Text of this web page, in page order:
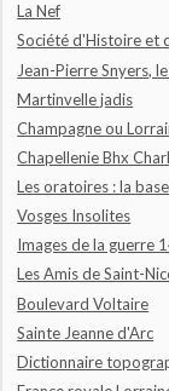
La Nef
Société d'Histoire et
Jean-Pierre Snyers,
Martinvelle jadis
Champagne ou
Chapellenie Bhx
Les oratoires : la
Vosges Insolites
Images de la guerre
Les Amis de Saint-
Boulevard Voltaire
Sainte Jeanne d'Arc
Dictionnaire